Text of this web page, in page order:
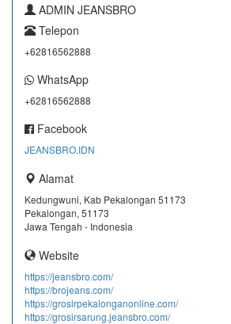
ADMIN JEANSBRO
Telepon
+62816562888
WhatsApp
+62816562888
Facebook
JEANSBRO.IDN
Alamat
Kedungwuni, Kab Pekalongan 51173
Pekalongan, 51173
Jawa Tengah - Indonesia
Website
https://jeansbro.com/
https://brojeans.com/
https://grosirpekalonganonline.com/
https://grosirsarung.jeansbro.com/